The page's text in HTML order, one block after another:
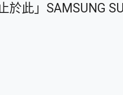
X1070 SSD 固態硬碟開箱
SpotCam Solo Eco 太陽能防
AI+ D3MG-031TW 14吋 開箱評
Yoga Book 9 14吋 AI輕薄筆電 開
於此」SAMSUNG